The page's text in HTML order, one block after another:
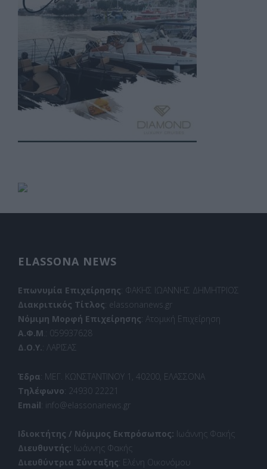
ELASSONA NEWS
Επωνυμία Επιχείρησης: ΦΑΚΗΣ ΙΩΑΝΝΗΣ ΔΗΜΗΤΡΙΟΣ
Διακριτικός Τίτλος: elassonanews.gr
Νόμιμη Μορφή Επιχείρησης: Ατομική Επιχείρηση
Α.Φ.Μ.: 059937628
Δ.Ο.Υ.: ΛΑΡΙΣΑΣ
Έδρα: ΜΕΓ. ΚΩΝΣΤΑΝΤΙΝΟΥ 1, 40200, ΕΛΑΣΣΟΝΑ
Τηλέφωνο: 24930 22221
Email: info@elassonanews.gr
Ιδιοκτήτης / Νόμιμος Εκπρόσωπος: Ιωάννης Φακής
Διευθυντής: Ιωάννης Φακής
Διευθύντρια Σύνταξης: Ελένη Οικονόμου